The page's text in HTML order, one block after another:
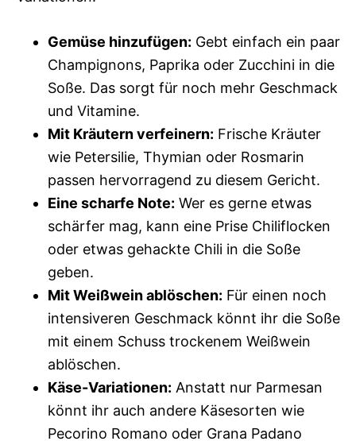
Gemüse hinzufügen: Gebt einfach ein paar
Champignons, Paprika oder Zucchini in die
Soße. Das sorgt für noch mehr Geschmack
und Vitamine.
Mit Kräutern verfeinern: Frische Kräuter
wie Petersilie, Thymian oder Rosmarin
passen hervorragend zu diesem Gericht.
Eine scharfe Note: Wer es gerne etwas
schärfer mag, kann eine Prise Chiliflocken
oder etwas gehackte Chili in die Soße
geben.
Mit Weißwein ablöschen: Für einen noch
intensiveren Geschmack könnt ihr die Soße
mit einem Schuss trockenem Weißwein
ablöschen.
Käse-Variationen: Anstatt nur Parmesan
könnt ihr auch andere Käsesorten wie
Pecorino Romano oder Grana Padano